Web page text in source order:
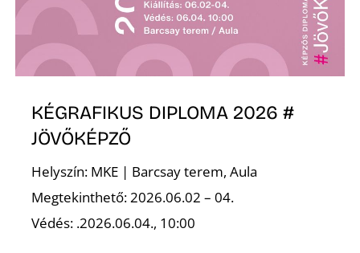
KÉGRAFIKUS DIPLOMA 2026 #
JÖVŐKÉPZŐ
Helyszín: MKE | Barcsay terem, Aula
Megtekinthető: 2026.06.02 – 04.
Védés: .2026.06.04., 10:00